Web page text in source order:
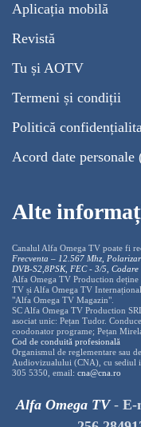
Aplicația mobilă
Revistă
Tu și AOTV
Termeni și condiții
Politică
Acord date personale
Alte
Canalul Alfa Omega TV poate fi
Frecventa – 12.567 Mhz,
DVB-S2,8PSK, FEC - 3/5,
Alfa Omega TV Production deține
TV și Alfa Omega TV
"Alfa Omega TV Magazin".
SC Alfa Omega TV Production
asociat unic: Pețan Tudor.
coodonator programe; Pețan
Cod de conduită profesională
Organismul de reglementare sau
Audiovizualului (CNA), cu sediul
305 5350, email: cna@cna.ro
Alfa Omega TV- E-